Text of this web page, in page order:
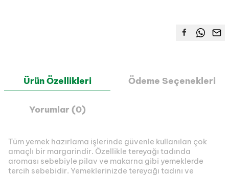
Ürün Özellikleri Ödeme Seçenekleri
Yorumlar (0)
Tüm yemek hazırlama işlerinde güvenle kullanılan çok
amaçlı bir margarindir. Özellikle tereyağı tadında
aroması sebebiyle pilav ve makarna gibi yemeklerde
tercih sebebidir. Yemeklerinizde tereyağı tadını ve